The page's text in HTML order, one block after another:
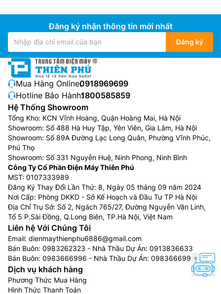
Bộ lọc phân tủ bạc Ag+
Bộ lọc với các phân tử Ag+ khử mùi không khí trong
tủ lạnh Sharp giá rẻSJ-BF330V-SL giúp giảm thiểu
mùi hôi khó chịu trong quá trình lưu trữ thực phẩm.
Giữ thực phẩm luôn tươi ngon và không bị lẫn mùi.
Đăng ký nhận thông tin mới nhất
Đăng ký
Mua Hàng Online:0918969699
Hotline Bảo Hành:1800585859
Hệ Thống Showroom
Tổng Kho: KCN Vĩnh Hoàng, Quận Hoàng Mai, Hà Nội
Showroom: Số 488 Hà Huy Tập, Yên Viên, Gia Lâm, Hà Nội
Showroom: Số 89A Đường Lạc Long Quân, Phường Vĩnh Phúc,
Phú Thọ
Showroom: Số 331 Nguyễn Huệ, Ninh Phong, Ninh Bình
Công Ty Cổ Phần Điện Máy Thiên Phú
MST: 0107333989
Đăng Ký Thay Đổi Lần Thứ: 8, Ngày 05 tháng 09 năm 2024
Nơi Cấp: Phòng DKKD - Sở Kế Hoạch và Đầu Tư TP Hà Nội
Địa Chỉ Trụ Sở: Số 2, Ngách 765/27, Đường Nguyễn Văn Linh,
Tổ 5 P.Sài Đồng, Q.Long Biên, TP.Hà Nội, Việt Nam
Liên hệ Với Chúng Tôi
Email: dienmaythienphu6886@gmail.com
Bán Buôn: 0983262323 - Nhà Thầu Dự Án: 0913836633
Bán Buôn: 0983666996 - Nhà Thầu Dự Án: 0983666996
Dịch vụ khách hàng
Phương Thức Mua Hàng
Hình Thức Thanh Toán